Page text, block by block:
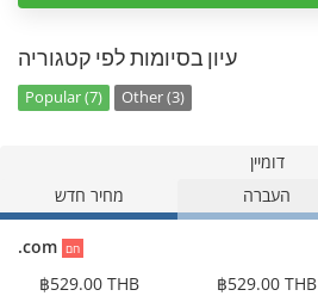
עיון בסיומות לפי קטגוריה
Popular (7) Other (3)
דומיין
מחיר חדש
העברה
.com חם
฿529.00 THB ฿529.00 THB